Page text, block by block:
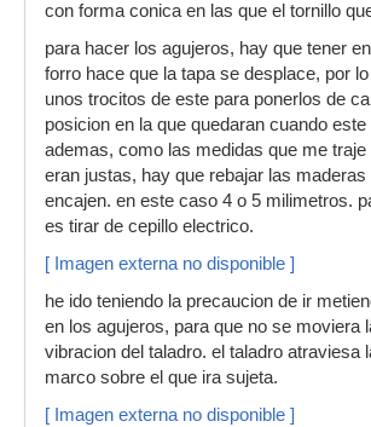
con forma conica en las que el tornillo
para hacer los agujeros, hay que tener
forro hace que la tapa se desplace, por
unos trocitos de este para ponerlos de
posicion en la que quedaran cuando este
ademas, como las medidas que me traje
eran justas, hay que rebajar las maderas
encajen. en este caso 4 o 5 milimetros.
es tirar de cepillo electrico.
[ Imagen externa no disponible ]
he ido teniendo la precaucion de ir
en los agujeros, para que no se moviera
vibracion del taladro. el taladro atraviesa
marco sobre el que ira sujeta.
[ Imagen externa no disponible ]